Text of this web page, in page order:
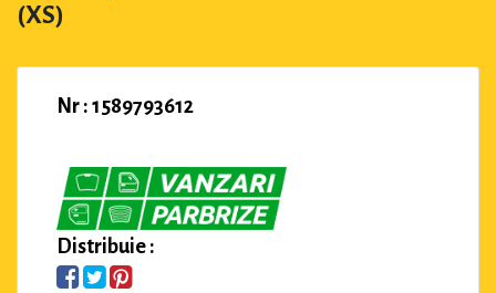
(XS)
Nr : 1589793612
Distribuie :